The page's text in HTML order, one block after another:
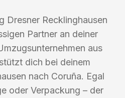
Dresner Recklinghausen
Partner an deiner
aus
dich bei deinem
nach Coruña. Egal
oder Verpackung – der